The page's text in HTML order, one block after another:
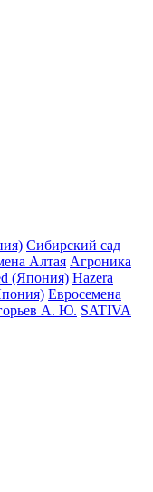
Сибирский сад
Алтая Агроника
(Япония) Hazera
Евросемена
А. Ю. SATIVA